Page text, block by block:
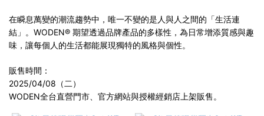
在瞬息萬變的潮流趨勢中，唯一不變的是人與人之間的「生活連
結」。WODEN® 期望透過品牌產品的多樣性，為日常增添質感與趣
味，讓每個人的生活都能展現獨特的風格與個性。
販售時間：
2025/04/08（二）
WODEN全台直營門市、官方網站與授權經銷店上架販售。